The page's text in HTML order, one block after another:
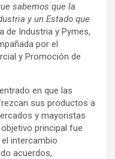
sabemos que la
y un Estado que
de Industria y Pymes,
por el
y Promoción de
en que las
sus productos a
y mayoristas
principal fue
intercambio
acuerdos,